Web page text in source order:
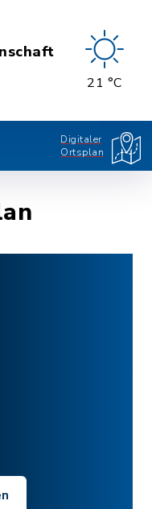
21 °C
Digitaler
Ortsplan